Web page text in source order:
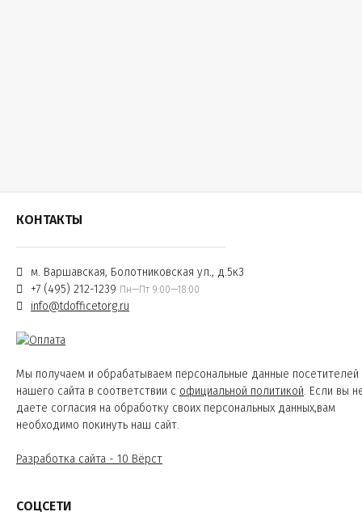
КОНТАКТЫ
м. Варшавская, Болотниковская ул., д.5к3
+7 (495) 212-1239 Пн—Пт 9:00—18:00
info@tdofficetorg.ru
Мы получаем и обрабатываем персональные данные посетителей
нашего сайта в соответствии с официальной политикой. Если вы
даете согласия на обработку своих персональных данных,вам
необходимо покинуть наш сайт.
Разработка сайта - 10 Вёрст
СОЦСЕТИ